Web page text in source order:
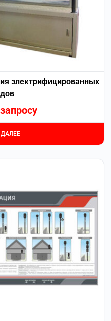
электрифицированных